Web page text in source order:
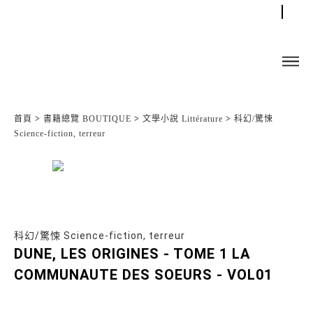
首頁 > 書籍總覽 BOUTIQUE > 文學小說 Littérature > 科幻/驚悚
Science-fiction, terreur
科幻/驚悚 Science-fiction, terreur
DUNE, LES ORIGINES - TOME 1 LA
COMMUNAUTE DES SOEURS - VOL01